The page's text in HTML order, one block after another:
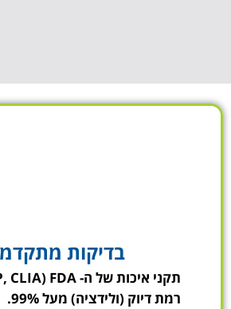
בדיקות
תקני איכות של ה- CAP, CLIA) FDA).
רמת דיוק (ולידציה) מעל 99%.